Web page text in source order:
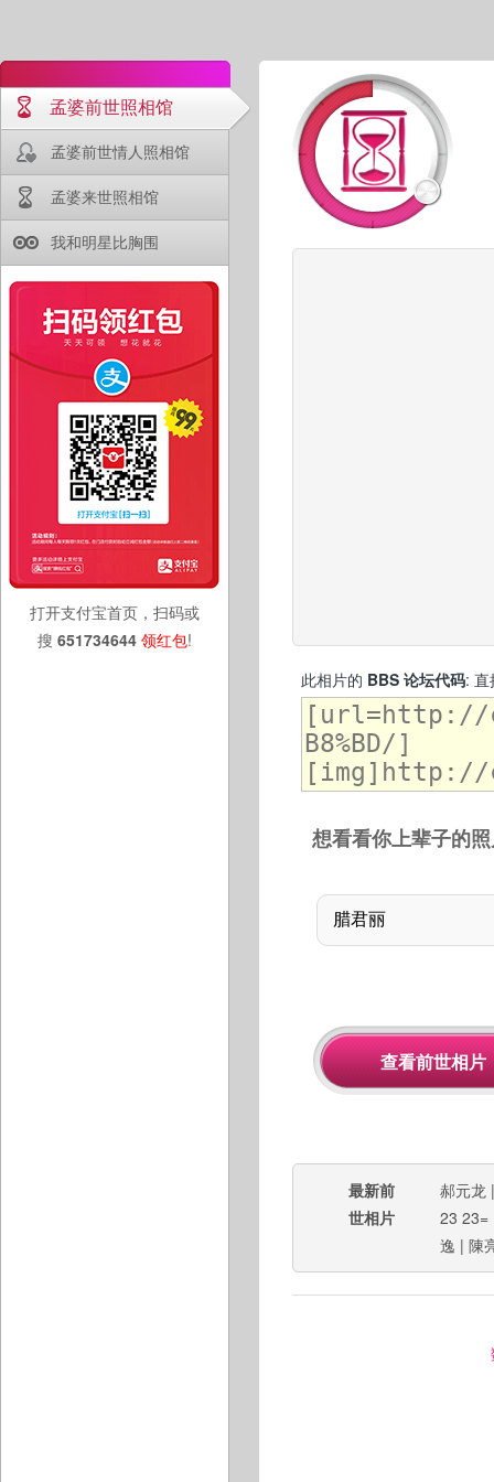
孟婆前世照相馆
孟婆前世情人照相馆
孟婆来世照相馆
我和明星比胸围
打开支付宝首页，扫码或
搜 651734644 领红包!
此相片的 BBS 论坛代码: 直
想看看你上辈子的
最新前
世相片
郝元龙
23 23=
逸 | 陳